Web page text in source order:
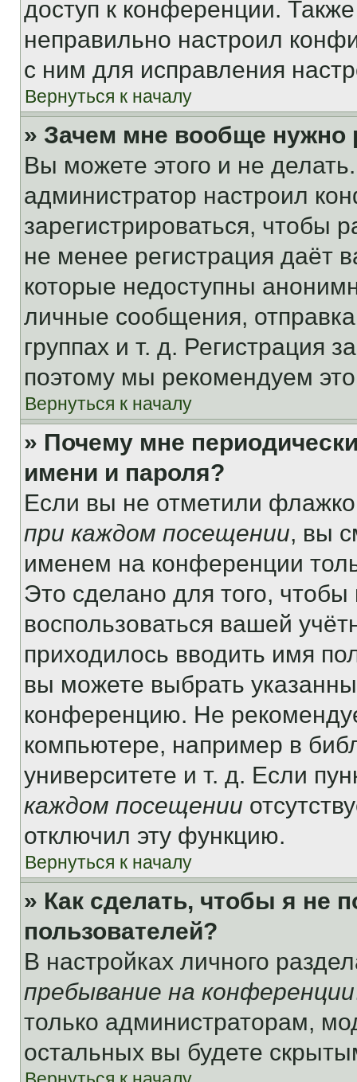
доступ к конференции.
неправильно настроил
с ним для исправления
Вернуться к началу
» Зачем мне вообще нужно
Вы можете этого и не
администратор настроил
зарегистрироваться, чтобы
не менее регистрация даёт
которые недоступны
личные сообщения,
группах и т. д. Регистрация
поэтому мы рекомендуем
Вернуться к началу
» Почему мне
имени и пароля?
Если вы не отметили
при каждом посещении, вы
именем на конференции
Это сделано для того, чтобы
воспользоваться вашей
приходилось вводить имя
вы можете выбрать
конференцию. Не
компьютере, например в
университете и т. д. Если
каждом посещении
отключил эту функцию.
Вернуться к началу
» Как сделать, чтобы я не
пользователей?
В настройках личного
пребывание на конференции
только администраторам,
остальных вы будете